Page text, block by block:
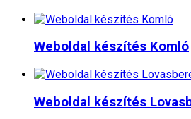
Weboldal készítés​ Komló
Weboldal készítés​